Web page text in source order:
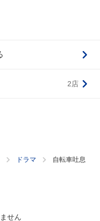
2店
ドラマ 自転車吐息
せん